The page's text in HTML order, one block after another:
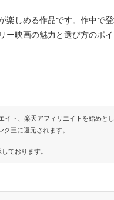
しめる作品です。作中で
映画の魅力と選び方のポ
イト、楽天アフィリエイトを始め
王に還元されます。
ております。